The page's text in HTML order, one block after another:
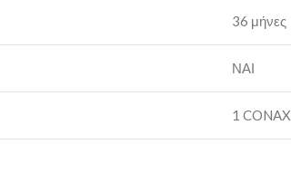
36 μήνες
ΝΑΙ
1 CONAX